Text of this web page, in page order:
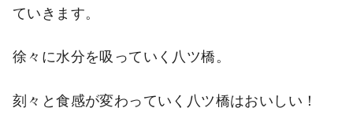
ていきます。
徐々に水分を吸っていく八ツ橋。
刻々と食感が変わっていく八ツ橋はおいしい！